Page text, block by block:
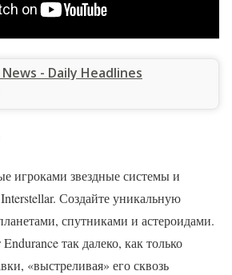
- Daily Headlines
игроками звездные системы и
Создайте уникальную
спутниками и астероидами.
так далеко, как только
«выстреливая» его сквозь